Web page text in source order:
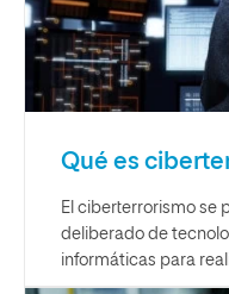
Qué es
El ciberterrorismo se
deliberado de
informáticas para